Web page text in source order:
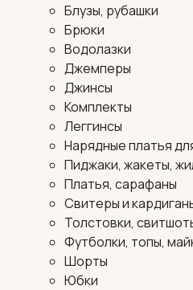
Блузы, рубашки
Брюки
Водолазки
Джемперы
Джинсы
Комплекты
Леггинсы
Нарядные платья
Пиджаки, жакеты,
Платья, сарафаны
Свитеры и
Толстовки,
Футболки, топы,
Шорты
Юбки